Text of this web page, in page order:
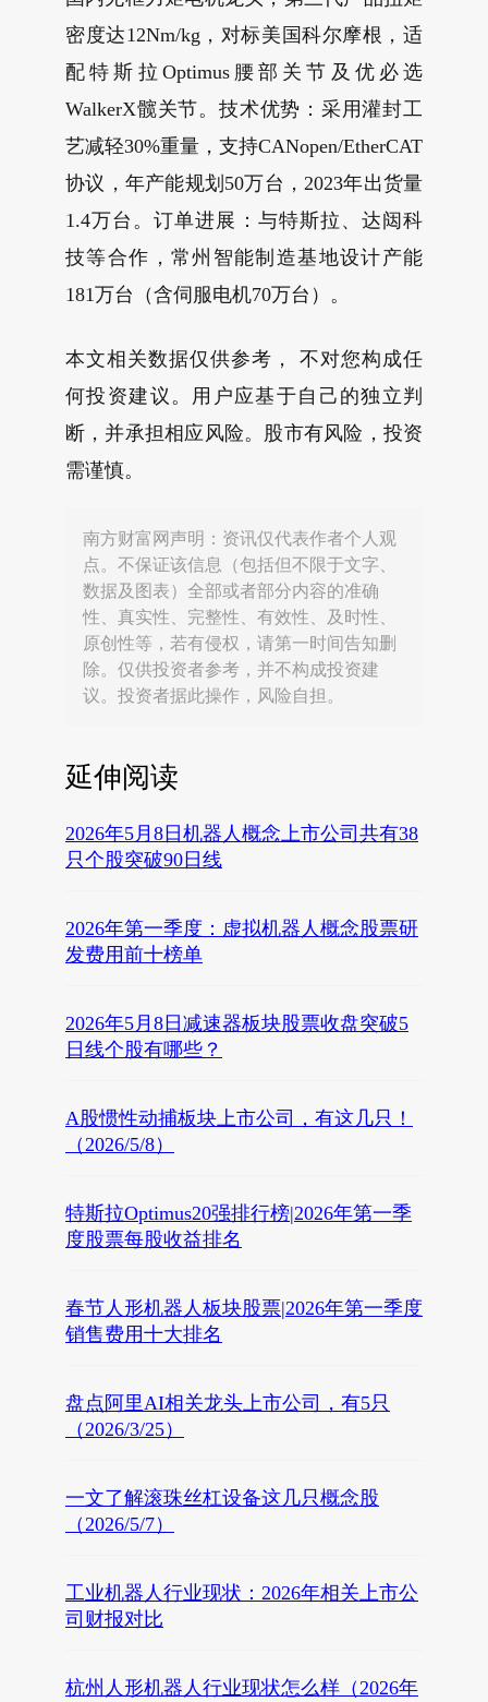
密度达12Nm/kg，对标美国科尔摩根，适
配特斯拉Optimus腰部关节及优必选
WalkerX髋关节。技术优势：采用灌封工
艺减轻30%重量，支持CANopen/EtherCAT
协议，年产能规划50万台，2023年出货量
1.4万台。订单进展：与特斯拉、达闼科
技等合作，常州智能制造基地设计产能
181万台（含伺服电机70万台）。
本文相关数据仅供参考， 不对您构成任
何投资建议。用户应基于自己的独立判
断，并承担相应风险。股市有风险，投资
需谨慎。
南方财富网声明：资讯仅代表作者个人观
点。不保证该信息（包括但不限于文字、
数据及图表）全部或者部分内容的准确
性、真实性、完整性、有效性、及时性、
原创性等，若有侵权，请第一时间告知删
除。仅供投资者参考，并不构成投资建
议。投资者据此操作，风险自担。
延伸阅读
2026年5月8日机器人概念上市公司共有38
只个股突破90日线
2026年第一季度：虚拟机器人概念股票研
发费用前十榜单
2026年5月8日减速器板块股票收盘突破5
日线个股有哪些？
A股惯性动捕板块上市公司，有这几只！
（2026/5/8）
特斯拉Optimus20强排行榜|2026年第一季
度股票每股收益排名
春节人形机器人板块股票|2026年第一季度
销售费用十大排名
盘点阿里AI相关龙头上市公司，有5只
（2026/3/25）
一文了解滚珠丝杠设备这几只概念股
（2026/5/7）
工业机器人行业现状：2026年相关上市公
司财报对比
杭州人形机器人行业现状怎么样（2026年